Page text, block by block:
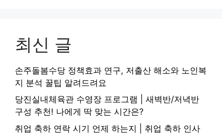
최신 글
손주돌봄수당 정책효과 연구, 저출산 해소와 노인복
지 분석 꿀팁 알려드려요
당진실내체육관 수영장 프로그램 | 새벽반/저녁반
구성 추천! 나에게 딱 맞는 시간은?
취업 축하 연락 시기 언제 하는지 | 취업 축하 인사